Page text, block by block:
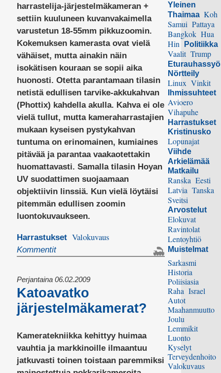
harrastelija-järjestelmäkameran +
settiin kuuluneen kuvanvakaimella
varustetun 18-55mm pikkuzoomin.
Kokemuksen kamerasta ovat vielä
vähäiset, mutta ainakin näin
isokätisen kouraan se sopii aika
huonosti. Otetta parantamaan tilasin
netistä edullisen tarvike-akkukahvan
(Phottix) kahdella akulla. Kahva ei ole
vielä tullut, mutta kameraharrastajien
mukaan kyseisen pystykahvan
tuntuma on erinomainen, kumiaines
pitävää ja parantaa vaakaotettakin
huomattavasti. Samalla tilasin Hoyan
UV suodattimen suojaamaan
objektiivin linssiä. Kun vielä löytäisi
pitemmän edullisen zoomin
luontokuvaukseen.
Harrastukset Valokuvaus
Kommentit
Perjantaina 06.02.2009
Katoavatko
järjestelmäkamerat?
Kameratekniikka kehittyy huimaa
vauhtia ja markkinoille ilmaantuu
jatkuvasti toinen toistaan paremmiksi
Yleinen
Thaimaa Koh
Samui Pattaya
Bangkok Hua
Hin
Politiikka
Vaalit Trump
Nörtteily
Linux Vinkit
Ihmissuhteet
Avioero
Vihapuhe
Harrastukset
Kristinusko
Lopunajat
Viihde
Arkielämää
Matkailu
Ranska Eesti
Latvia Tanska
Sveitsi
Arvostelut
Elokuvat
Ravintolat
Lentoyhtiö
Muistelmat
Sarkasmi
Historia
Poliisiasia
Raha Israel
Autot
Maahanmuutto
Joulu
Lemmikit
Luonto
Kyselyt
Terveydenhoito
Valokuvaus